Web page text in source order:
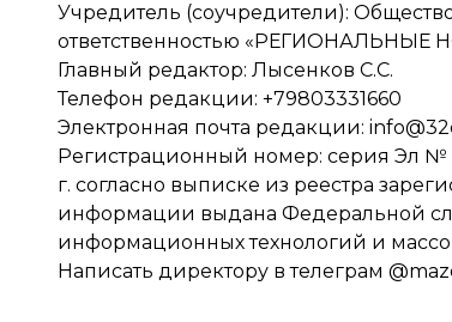
Учредитель (соучредители):
ответственностью «РЕГИОНАЛЬНЫЕ
Главный редактор: Лысенков С.С.
Телефон редакции: +79803331660
Электронная почта редакции:
Регистрационный номер: серия Эл №
г. согласно выписке из реестра
информации выдана Федеральной
информационных технологий и
Написать директору в телеграм